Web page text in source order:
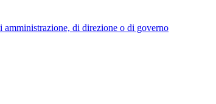
di direzione o di governo